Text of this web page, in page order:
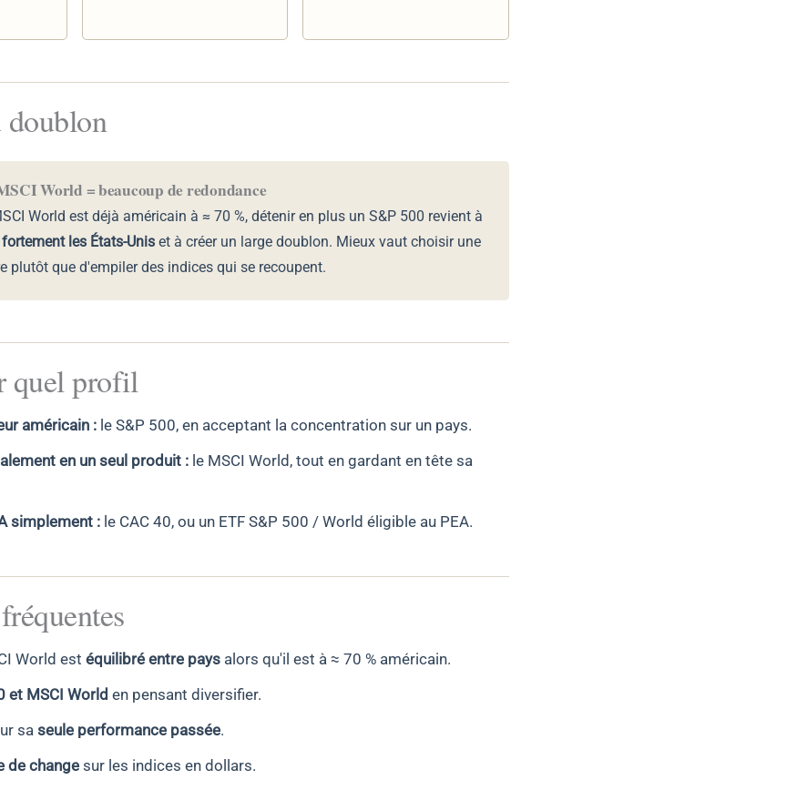
doublon
World = beaucoup de redondance
World est déjà américain à ≈ 70 %, détenir en plus un S&P 500 revient à
les États-Unis et à créer un large doublon. Mieux vaut choisir une
plutôt que d'empiler des indices qui se recoupent.
quel profil
américain : le S&P 500, en acceptant la concentration sur un pays.
en un seul produit : le MSCI World, tout en gardant en tête sa
simplement : le CAC 40, ou un ETF S&P 500 / World éligible au PEA.
World est équilibré entre pays alors qu'il est à ≈ 70 % américain.
et MSCI World en pensant diversifier.
sa seule performance passée.
de change sur les indices en dollars.